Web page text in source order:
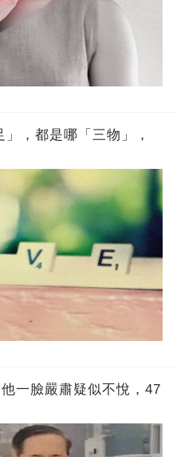
」，都是哪「三物」，
一臉嚴肅疑似不悅，47